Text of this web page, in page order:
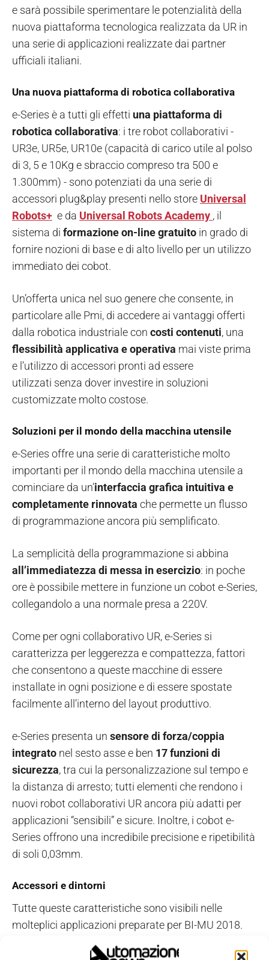
e sarà possibile sperimentare le potenzialità della
nuova piattaforma tecnologica realizzata da UR in
una serie di applicazioni realizzate dai partner
ufficiali italiani.
Una nuova piattaforma di robotica collaborativa
e-Series è a tutti gli effetti una piattaforma di
robotica collaborativa: i tre robot collaborativi -
UR3e, UR5e, UR10e (capacità di carico utile al polso
di 3, 5 e 10Kg e sbraccio compreso tra 500 e
1.300mm) - sono potenziati da una serie di
accessori plug&play presenti nello store Universal
Robots+ e da Universal Robots Academy , il
sistema di formazione on-line gratuito in grado di
fornire nozioni di base e di alto livello per un utilizzo
immediato dei cobot.
Un’offerta unica nel suo genere che consente, in
particolare alle Pmi, di accedere ai vantaggi offerti
dalla robotica industriale con costi contenuti, una
flessibilità applicativa e operativa mai viste prima
e l’utilizzo di accessori pronti ad essere
utilizzati senza dover investire in soluzioni
customizzate molto costose.
Soluzioni per il mondo della macchina utensile
e-Series offre una serie di caratteristiche molto
importanti per il mondo della macchina utensile a
cominciare da un’interfaccia grafica intuitiva e
completamente rinnovata che permette un flusso
di programmazione ancora più semplificato.
La semplicità della programmazione si abbina
all’immediatezza di messa in esercizio: in poche
ore è possibile mettere in funzione un cobot e-Series,
collegandolo a una normale presa a 220V.
Come per ogni collaborativo UR, e-Series si
caratterizza per leggerezza e compattezza, fattori
che consentono a queste macchine di essere
installate in ogni posizione e di essere spostate
facilmente all’interno del layout produttivo.
e-Series presenta un sensore di forza/coppia
integrato nel sesto asse e ben 17 funzioni di
sicurezza, tra cui la personalizzazione sul tempo e
la distanza di arresto; tutti elementi che rendono i
nuovi robot collaborativi UR ancora più adatti per
applicazioni “sensibili” e sicure. Inoltre, i cobot e-
Series offrono una incredibile precisione e ripetibilità
di soli 0,03mm.
Accessori e dintorni
Tutte queste caratteristiche sono visibili nelle
molteplici applicazioni preparate per BI-MU 2018.
Applicazioni in cui trovano spazio accessori diversi,